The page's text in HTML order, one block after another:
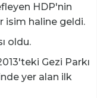
HDP'nin
isim haline geldi.
oldu.
Gezi Parkı
yer alan ilk